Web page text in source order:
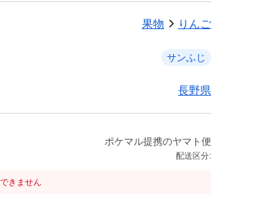
果物 りんご
サンふじ
長野県
ポケマル提携のヤマト便
配送区分:
きません